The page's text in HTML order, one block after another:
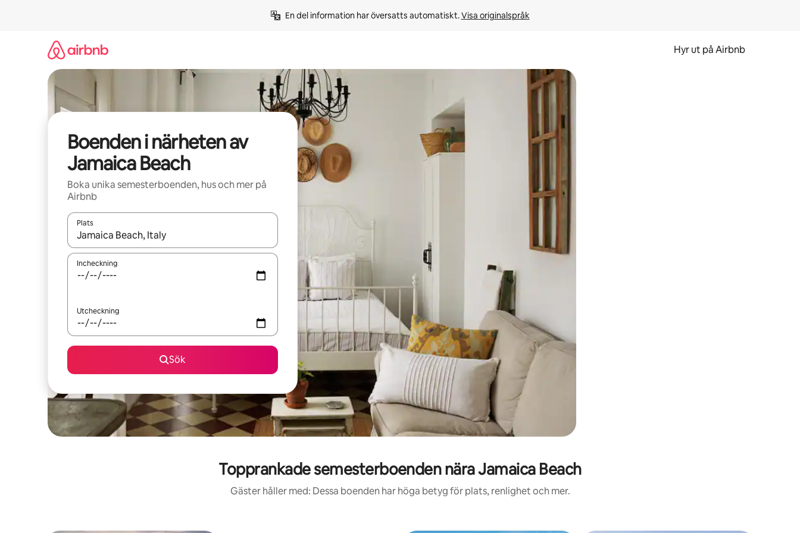
En del information har översatts automatiskt. Visa originalspråk
Hyr ut på Airbnb
Boenden i närheten av
Jamaica Beach
Boka unika semesterboenden, hus och mer på
Airbnb
Plats
När resultaten är tillgängliga kan du navigera med upp- och nedåtpilarna eller utforska genom att trycka eller svepa.
Incheckning
Utcheckning
Sök
Topprankade semesterboenden nära Jamaica Beach
Gäster håller med: Dessa boenden har höga betyg för plats, renlighet och mer.